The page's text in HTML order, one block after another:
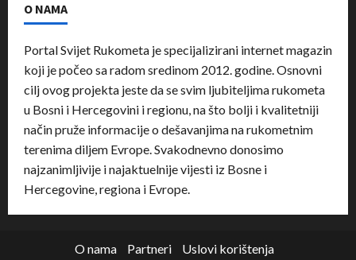
O NAMA
Portal Svijet Rukometa je specijalizirani internet magazin
koji je počeo sa radom sredinom 2012. godine. Osnovni
cilj ovog projekta jeste da se svim ljubiteljima rukometa
u Bosni i Hercegovini i regionu, na što bolji i kvalitetniji
način pruže informacije o dešavanjima na rukometnim
terenima diljem Evrope. Svakodnevno donosimo
najzanimljivije i najaktuelnije vijesti iz Bosne i
Hercegovine, regiona i Evrope.
O nama Partneri
Uslovi korištenja